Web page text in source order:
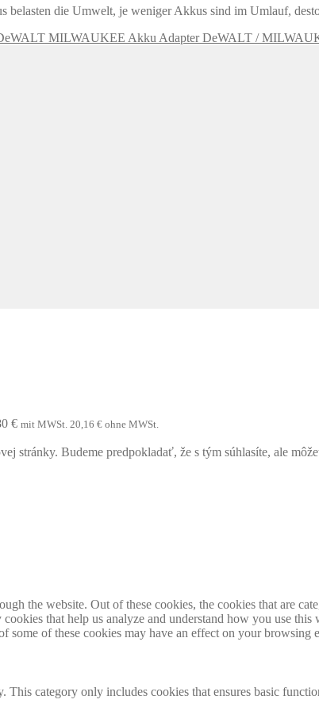
die Umwelt, je weniger Akkus sind im Umlauf, desto
Akku Adapter DeWALT /
€ mit MWSt. 20,16 € ohne MWSt.
stránky. Budeme predpokladať, že s tým súhlasíte, ale
the website. Out of these cookies, the cookies that are
that help us analyze and understand how you use
of these cookies may have an effect on your browsing
category only includes cookies that ensures basic